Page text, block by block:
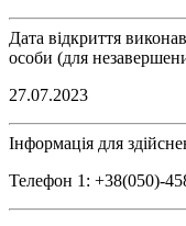
Дата відкриття
особи (для
27.07.2023
Інформація для
Телефон 1: +38(050)-